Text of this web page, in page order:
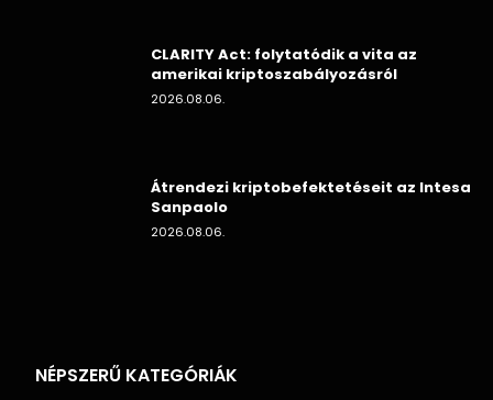
CLARITY Act: folytatódik a vita az
amerikai kriptoszabályozásról
2026.08.06.
Átrendezi kriptobefektetéseit az Intesa
Sanpaolo
2026.08.06.
NÉPSZERŰ KATEGÓRIÁK